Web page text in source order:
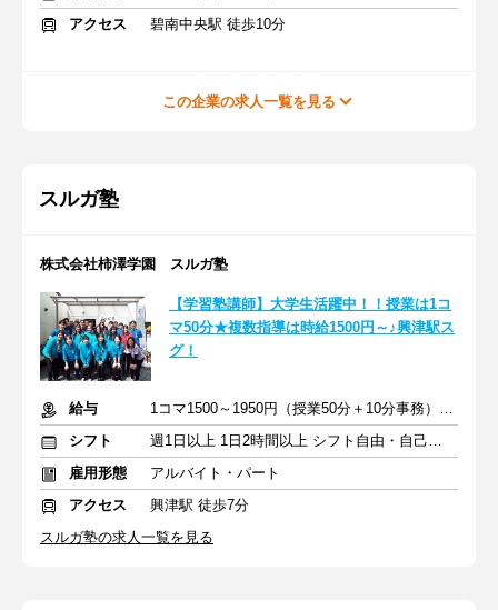
アクセス
碧南中央駅 徒歩10分
この企業の求人一覧を見る
スルガ塾
株式会社柿澤学園 スルガ塾
【学習塾講師】大学生活躍中！！授業は1コ
マ50分★複数指導は時給1500円～♪興津駅ス
グ！
給与
1コマ1500～1950円（授業50分＋10分事務）＋交通費
シフト
週1日以上 1日2時間以上 シフト自由・自己申告
雇用形態
アルバイト・パート
アクセス
興津駅 徒歩7分
スルガ塾の求人一覧を見る